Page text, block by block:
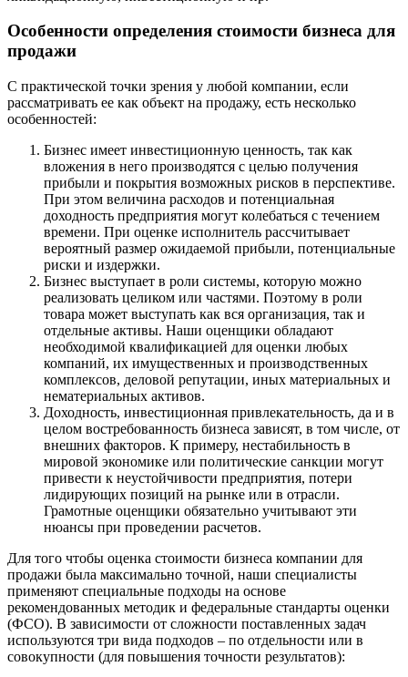
Особенности определения стоимости бизнеса для
продажи
С практической точки зрения у любой компании, если
рассматривать ее как объект на продажу, есть несколько
особенностей:
Бизнес имеет инвестиционную ценность, так как
вложения в него производятся с целью получения
прибыли и покрытия возможных рисков в перспективе.
При этом величина расходов и потенциальная
доходность предприятия могут колебаться с течением
времени. При оценке исполнитель рассчитывает
вероятный размер ожидаемой прибыли, потенциальные
риски и издержки.
Бизнес выступает в роли системы, которую можно
реализовать целиком или частями. Поэтому в роли
товара может выступать как вся организация, так и
отдельные активы. Наши оценщики обладают
необходимой квалификацией для оценки любых
компаний, их имущественных и производственных
комплексов, деловой репутации, иных материальных и
нематериальных активов.
Доходность, инвестиционная привлекательность, да и в
целом востребованность бизнеса зависят, в том числе, от
внешних факторов. К примеру, нестабильность в
мировой экономике или политические санкции могут
привести к неустойчивости предприятия, потери
лидирующих позиций на рынке или в отрасли.
Грамотные оценщики обязательно учитывают эти
нюансы при проведении расчетов.
Для того чтобы оценка стоимости бизнеса компании для
продажи была максимально точной, наши специалисты
применяют специальные подходы на основе
рекомендованных методик и федеральные стандарты оценки
(ФСО). В зависимости от сложности поставленных задач
используются три вида подходов – по отдельности или в
совокупности (для повышения точности результатов):
Буйнакск
Бутурлиновка
Валуйки
Великие Луки
Великий Устюг
Верещагино
Верхний Уфалей
Верхняя Пышма
Верхняя Салда
Видное
Владивосток
Владикавказ
Владимир
Волгоград
Волгодонск
Волжск
Волжский
Волоколамск
Волосово
Воркута
Воронеж
Воскресенск
Воткинск
Всеволожск
Выборг